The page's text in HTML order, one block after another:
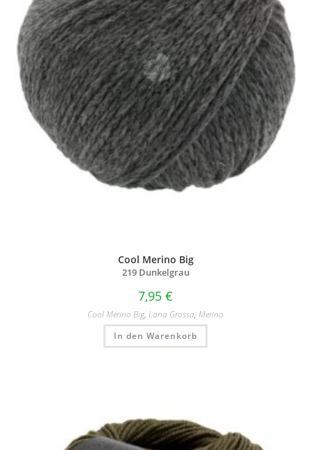
Cool Merino Big
219 Dunkelgrau
7,95 €
Cool Merino Big, Lana Grossa, Merino
In den Warenkorb